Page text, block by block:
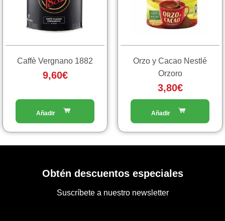
Caffè Vergnano 1882
9,60€
Orzo y Cacao Nestlé
Orzoro
3,80€
Obtén descuentos especiales
Suscríbete a nuestro newsletter